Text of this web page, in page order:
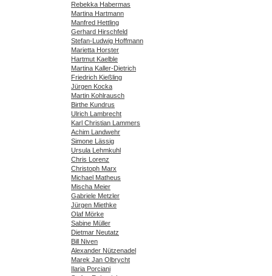
Rebekka Habermas
Martina Hartmann
Manfred Hettling
Gerhard Hirschfeld
Stefan-Ludwig Hoffmann
Marietta Horster
Hartmut Kaelble
Martina Kaller-Dietrich
Friedrich Kießling
Jürgen Kocka
Martin Kohlrausch
Birthe Kundrus
Ulrich Lambrecht
Karl Christian Lammers
Achim Landwehr
Simone Lässig
Ursula Lehmkuhl
Chris Lorenz
Christoph Marx
Michael Matheus
Mischa Meier
Gabriele Metzler
Jürgen Miethke
Olaf Mörke
Sabine Müller
Dietmar Neutatz
Bill Niven
Alexander Nützenadel
Marek Jan Olbrycht
Ilaria Porciani